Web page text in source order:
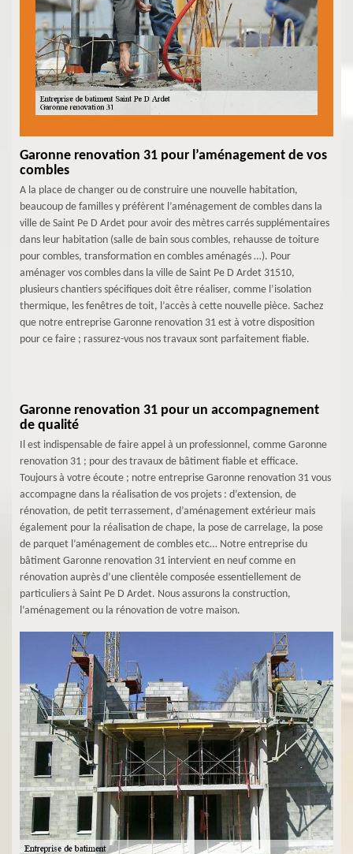
Garonne renovation 31 pour l’aménagement de vos
combles
A la place de changer ou de construire une nouvelle habitation,
beaucoup de familles y préfèrent l’aménagement de combles dans la
ville de Saint Pe D Ardet pour avoir des mètres carrés supplémentaires
dans leur habitation (salle de bain sous combles, rehausse de toiture
pour combles, transformation en combles aménagés …). Pour
aménager vos combles dans la ville de Saint Pe D Ardet 31510,
plusieurs chantiers spécifiques doit être réaliser, comme l’isolation
thermique, les fenêtres de toit, l’accès à cette nouvelle pièce. Sachez
que notre entreprise Garonne renovation 31 est à votre disposition
pour ce faire ; rassurez-vous nos travaux sont parfaitement fiable.
Garonne renovation 31 pour un accompagnement
de qualité
Il est indispensable de faire appel à un professionnel, comme Garonne
renovation 31 ; pour des travaux de bâtiment fiable et efficace.
Toujours à votre écoute ; notre entreprise Garonne renovation 31 vous
accompagne dans la réalisation de vos projets : d’extension, de
rénovation, de petit terrassement, d’aménagement extérieur mais
également pour la réalisation de chape, la pose de carrelage, la pose
de parquet l’aménagement de combles etc… Notre entreprise du
bâtiment Garonne renovation 31 intervient en neuf comme en
rénovation auprès d’une clientèle composée essentiellement de
particuliers à Saint Pe D Ardet. Nous assurons la construction,
l’aménagement ou la rénovation de votre maison.